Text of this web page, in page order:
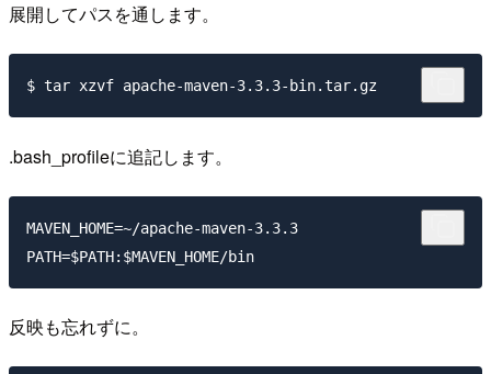
展開してパスを通します。
.bash_profileに追記します。
MAVEN_HOME=~/apache-maven-3.3.3
反映も忘れずに。